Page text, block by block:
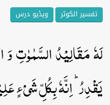
تفسیر الکوثر ویڈیو درس
لَہٗ مَقَالِیۡدُ السَّمٰوٰتِ
یَقۡدِرُ ؕ اِنَّہٗ بِکُلِّ شَیۡءٍ